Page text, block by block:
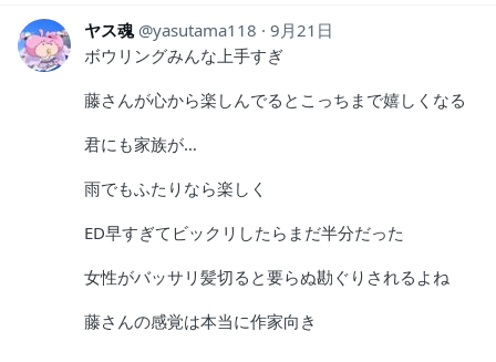
ヤス魂 yasutama118
9月21日
ボウリングみんな上手すぎ
藤さんが心から楽しんでるとこっちまで嬉しくなる
君にも家族が…
雨でもふたりなら楽しく
ED早すぎてビックリしたらまだ半分だった
女性がバッサリ髪切ると要らぬ勘ぐりされるよね
藤さんの感覚は本当に作家向き